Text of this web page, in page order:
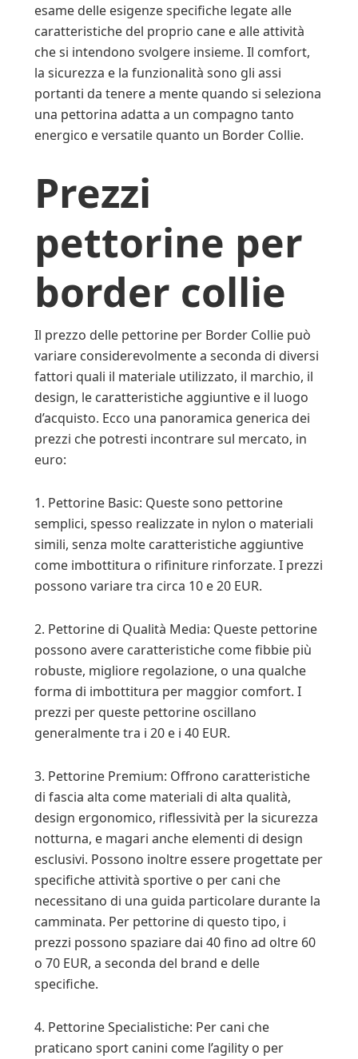
esame delle esigenze specifiche legate alle
caratteristiche del proprio cane e alle attività
che si intendono svolgere insieme. Il comfort,
la sicurezza e la funzionalità sono gli assi
portanti da tenere a mente quando si seleziona
una pettorina adatta a un compagno tanto
energico e versatile quanto un Border Collie.
Prezzi
pettorine per
border collie
Il prezzo delle pettorine per Border Collie può
variare considerevolmente a seconda di diversi
fattori quali il materiale utilizzato, il marchio, il
design, le caratteristiche aggiuntive e il luogo
d’acquisto. Ecco una panoramica generica dei
prezzi che potresti incontrare sul mercato, in
euro:
1. Pettorine Basic: Queste sono pettorine
semplici, spesso realizzate in nylon o materiali
simili, senza molte caratteristiche aggiuntive
come imbottitura o rifiniture rinforzate. I prezzi
possono variare tra circa 10 e 20 EUR.
2. Pettorine di Qualità Media: Queste pettorine
possono avere caratteristiche come fibbie più
robuste, migliore regolazione, o una qualche
forma di imbottitura per maggior comfort. I
prezzi per queste pettorine oscillano
generalmente tra i 20 e i 40 EUR.
3. Pettorine Premium: Offrono caratteristiche
di fascia alta come materiali di alta qualità,
design ergonomico, riflessività per la sicurezza
notturna, e magari anche elementi di design
esclusivi. Possono inoltre essere progettate per
specifiche attività sportive o per cani che
necessitano di una guida particolare durante la
camminata. Per pettorine di questo tipo, i
prezzi possono spaziare dai 40 fino ad oltre 60
o 70 EUR, a seconda del brand e delle
specifiche.
4. Pettorine Specialistiche: Per cani che
praticano sport canini come l’agility o per